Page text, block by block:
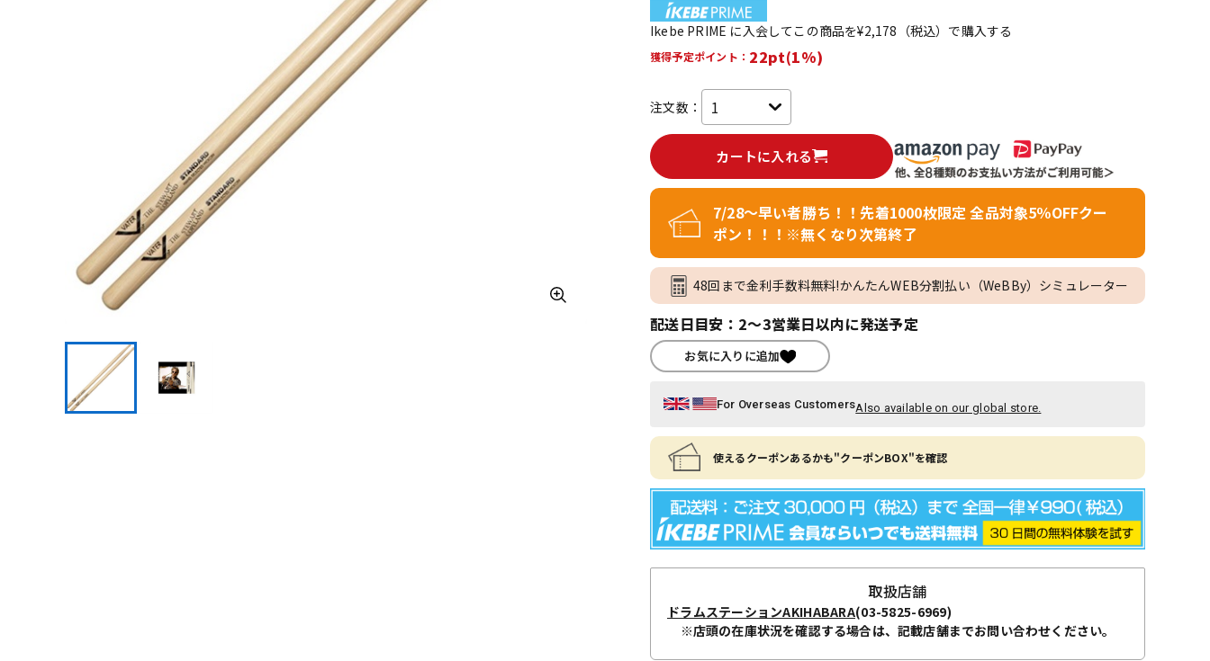
Ikebe PRIME に入会してこの商品を¥2,178（税込）で購入する
獲得予定ポイント： 22pt(1%)
注文数：
カートに入れる
7/28～早い者勝ち！！先着1000枚限定 全品対象5％OFFクー
ポン！！！※無くなり次第終了
48回まで金利手数料無料!かんたんWEB分割払い（WeBBy）シミュレーター
配送日目安：2～3営業日以内に発送予定
お気に入りに追加
For Overseas CustomersAlso available on our global store.
使えるクーポンあるかも"クーポンBOX"を確認
取扱店舗
ドラムステーションAKIHABARA(03-5825-6969)
※店頭の在庫状況を確認する場合は、記載店舗までお問い合わせください。